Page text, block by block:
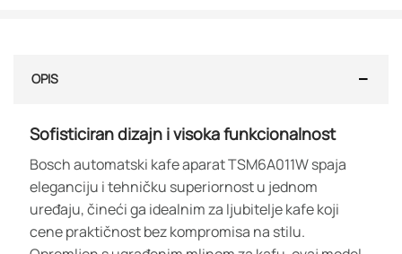
OPIS
Sofisticiran dizajn i visoka funkcionalnost
Bosch automatski kafe aparat TSM6A011W spaja
eleganciju i tehničku superiornost u jednom
uređaju, čineći ga idealnim za ljubitelje kafe koji
cene praktičnost bez kompromisa na stilu.